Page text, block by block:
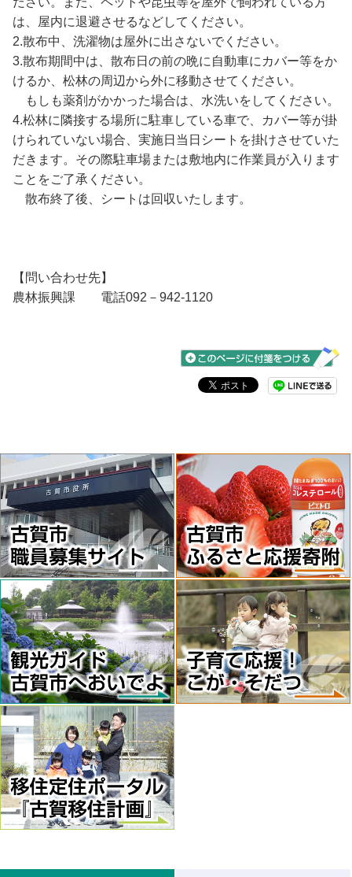
は、屋内に退避させるなどしてください。
2.散布中、洗濯物は屋外に出さないでください。
3.散布期間中は、散布日の前の晩に自動車にカバー等をか
けるか、松林の周辺から外に移動させてください。
もしも薬剤がかかった場合は、水洗いをしてください。
4.松林に隣接する場所に駐車している車で、カバー等が掛
けられていない場合、実施日当日シートを掛けさせていた
だきます。その際駐車場または敷地内に作業員が入ります
ことをご了承ください。
散布終了後、シートは回収いたします。
【問い合わせ先】
農林振興課 電話092－942-1120